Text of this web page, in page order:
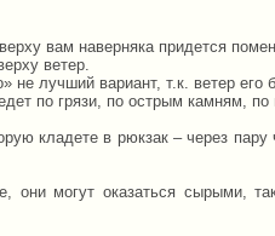
вам наверняка придется
ветер.
лучший вариант, т.к. ветер его
по грязи, по острым камням,
кладете в рюкзак – через
могут оказаться сырыми,